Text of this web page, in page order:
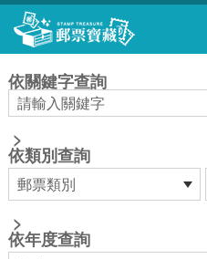
跳到主要內容區塊
依關鍵字查詢
>
依類別查詢
>
依年度查詢